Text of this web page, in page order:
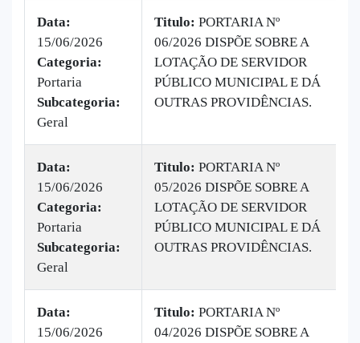
Data:
15/06/2026
Categoria:
Portaria
Subcategoria:
Geral
Titulo: PORTARIA Nº
06/2026 DISPÕE SOBRE A
LOTAÇÃO DE SERVIDOR
PÚBLICO MUNICIPAL E DÁ
OUTRAS PROVIDÊNCIAS.
Data:
15/06/2026
Categoria:
Portaria
Subcategoria:
Geral
Titulo: PORTARIA Nº
05/2026 DISPÕE SOBRE A
LOTAÇÃO DE SERVIDOR
PÚBLICO MUNICIPAL E DÁ
OUTRAS PROVIDÊNCIAS.
Data:
15/06/2026
Titulo: PORTARIA Nº
04/2026 DISPÕE SOBRE A